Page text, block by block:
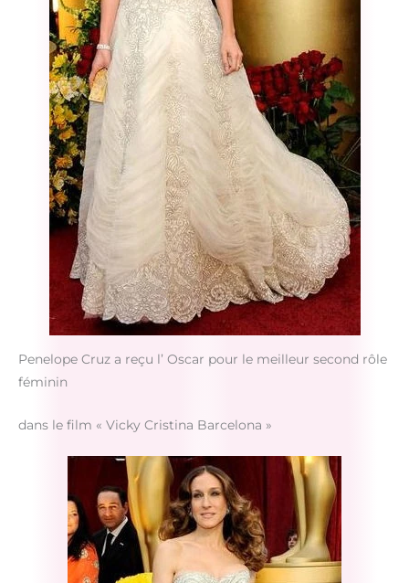
Penelope Cruz a reçu l’ Oscar pour le meilleur second rôle
féminin
dans le film « Vicky Cristina Barcelona »